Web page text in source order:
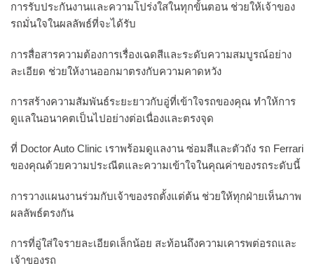
การรับประกันงานและความโปร่งใสในทุกขั้นตอน ช่วยให้เจ้าของ
รถมั่นใจในผลลัพธ์ที่จะได้รับ
การสื่อสารความต้องการเรื่องเฉดสีและระดับความสมบูรณ์อย่าง
ละเอียด ช่วยให้งานออกมาตรงกับความคาดหวัง
การสร้างความสัมพันธ์ระยะยาวกับอู่ที่เข้าใจรถของคุณ ทำให้การ
ดูแลในอนาคตเป็นไปอย่างต่อเนื่องและตรงจุด
ที่ Doctor Auto Clinic เราพร้อมดูแลงาน ซ่อมสีและตัวถัง รถ Ferrari
ของคุณด้วยความประณีตและความเข้าใจในคุณค่าของรถระดับนี้
การวางแผนงานร่วมกับเจ้าของรถตั้งแต่ต้น ช่วยให้ทุกฝ่ายเห็นภาพ
ผลลัพธ์ตรงกัน
การที่อู่ใส่ใจรายละเอียดเล็กน้อย สะท้อนถึงความเคารพต่อรถและ
เจ้าของรถ